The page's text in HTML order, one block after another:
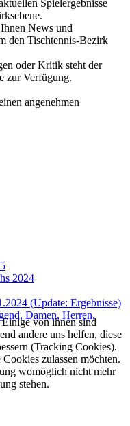
Spielergebnisse
News und
den Tischtennis-Bezirk
oder Kritik steht der
zur Verfügung.
angenehmen
2024
(Update: Ergebnisse)
Damen, Herren,
von ihnen sind
andere uns helfen, diese
(Tracking Cookies).
zulassen möchten.
womöglich nicht mehr
stehen.